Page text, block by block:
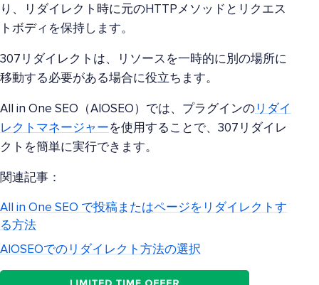
り、リダイレクト時に元のHTTPメソッドとリクエス
トボディを保持します。
307リダイレクトは、リソースを一時的に別の場所に
移動する必要がある場合に役立ちます。
All in One SEO（AIOSEO）では、プラグインの リダイ
レクトマネージャーを使用することで、307リダイレ
クトを簡単に実行できます。
関連記事：
All in One SEO で投稿またはページをリダイレクトす
る方法
AIOSEOでのリダイレクト方法の選択